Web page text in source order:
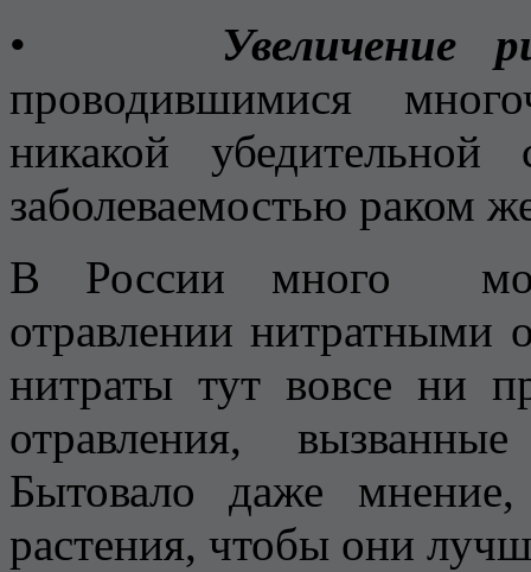
• Увеличение
проводившимися
никакой
заболеваемостью раком
В России много
отравлении нитратными
нитраты тут вовсе ни
отравления,
Бытовало даже
растения, чтобы они